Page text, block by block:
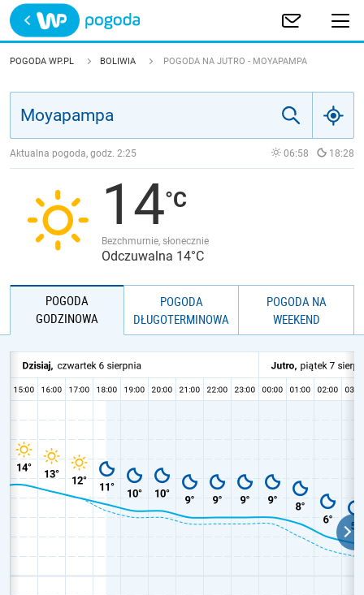
Trwa ładowanie
POLSKA
JAKOŚĆ POWIETRZA
POGODA WP.PL BOLIWIA POGODA NA JUTRO - MOYAPAMPA
Aktualna pogoda, godz. 2:25 06:58 18:28
14
Bezchmurnie, słonecznie
Odczuwalna 14°C
POGODA
GODZINOWA
POGODA
DŁUGOTERMINOWA
POGODA NA
WEEKEND